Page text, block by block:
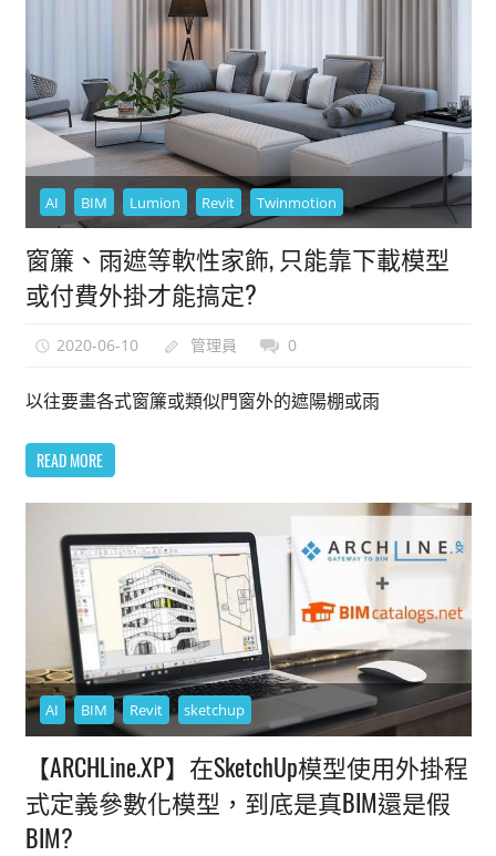
AI BIM Lumion Revit Twinmotion
窗簾、雨遮等軟性家飾, 只能靠下載模型
或付費外掛才能搞定?
2020-06-10 管理員 0
以往要畫各式窗簾或類似門窗外的遮陽棚或雨
READ MORE
AI BIM Revit sketchup
【ARCHLine.XP】在SketchUp模型使用外掛程
式定義參數化模型，到底是真BIM還是假
BIM?